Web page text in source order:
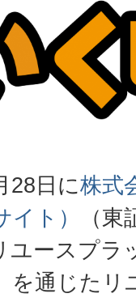
28日に株式
ト）
（
ユースプラ
を通じたリ